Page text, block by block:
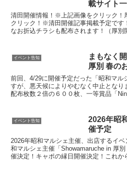
載サイト
清田開催情報！※上記画像をクリック
クリック！※清田開催記事掲載予定です
なお折込チラシも配布されます！（厚
イベント告知
まもなく
厚別 春の
前回、4/29に開催予定だった「昭和マル
すが、悪天候によりやむなく中止とな
配布枚数２倍の６００枚、一等賞品「
イベント告知
2026年昭
催予定
2026年昭和マルシェ主催、出店するイ
和マルシェ主催「Showamaruche in 厚
催決定！キャポの縁日開催決定！これか